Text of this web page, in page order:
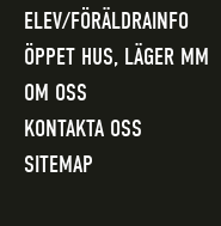
ELEV/FÖRÄLDRAINFO
ÖPPET HUS, LÄGER MM
OM OSS
KONTAKTA OSS
SITEMAP